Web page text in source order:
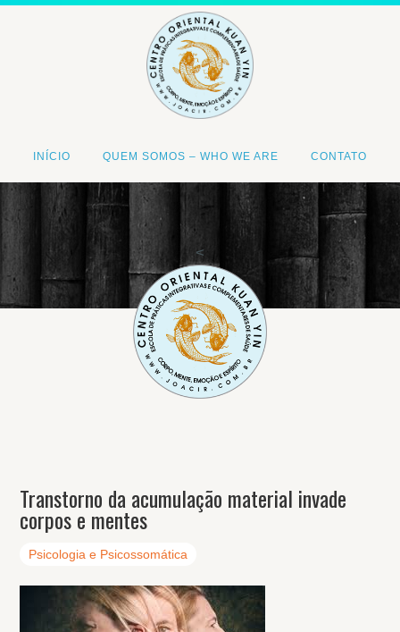
INÍCIO QUEM SOMOS – WHO WE ARE CONTATO
<
Transtorno da acumulação material invade
corpos e mentes
Psicologia e Psicossomática